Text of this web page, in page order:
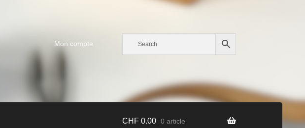
Mon compte
CHF0.00 0 article